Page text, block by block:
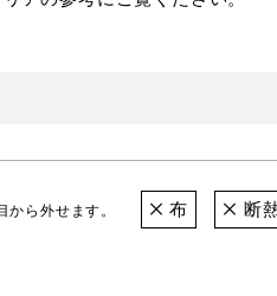
から外せます。 布 断